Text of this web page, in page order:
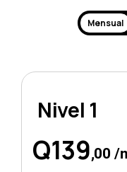
Mensual
Nivel 1
Q139,00 /